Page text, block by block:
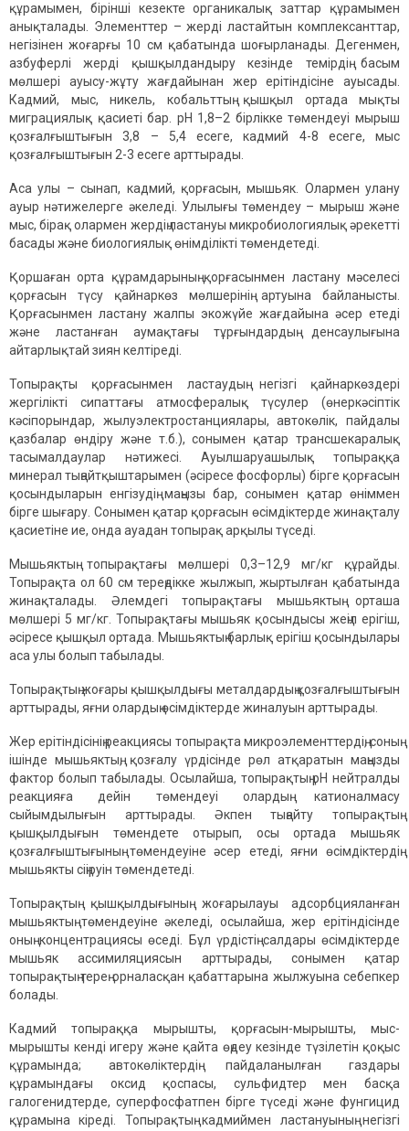
құрамымен, бірінші кезекте органикалық заттар құрамымен
анықталады. Элементтер – жерді ластайтын комплексанттар,
негізінен жоғарғы 10 см қабатында шоғырланады. Дегенмен,
азбуферлі жерді қышқылдандыру кезінде темірдің басым
мөлшері ауысу-жұту жағдайынан жер ерітіндісіне ауысады.
Кадмий, мыс, никель, кобальттың қышқыл ортада мықты
миграциялық қасиеті бар. рН 1,8–2 бірлікке төмендеуі мырыш
қозғалғыштығын 3,8 – 5,4 есеге, кадмий 4-8 есеге, мыс
қозғалғыштығын 2-3 есеге арттырады.
Аса улы – сынап, кадмий, қорғасын, мышьяк. Олармен улану
ауыр нәтижелерге әкеледі. Улылығы төмендеу – мырыш және
мыс, бірақ олармен жердің ластануы микробиологиялық әрекетті
басады және биологиялық өнімділікті төмендетеді.
Қоршаған орта құрамдарының қорғасынмен ластану мәселесі
қорғасын түсу қайнаркөз мөлшерінің артуына байланысты.
Қорғасынмен ластану жалпы экожүйе жағдайына әсер етеді
және ластанған аумақтағы тұрғындардың денсаулығына
айтарлықтай зиян келтіреді.
Топырақты қорғасынмен ластаудың негізгі қайнаркөздері
жергілікті сипаттағы атмосфералық түсулер (өнеркәсіптік
кәсіпорындар, жылуэлектростанциялары, автокөлік, пайдалы
қазбалар өндіру және т.б.), сонымен қатар трансшекаралық
тасымалдаулар нәтижесі. Ауылшаруашылық топыраққа
минерал тыңайтқыштарымен (әсіресе фосфорлы) бірге қорғасын
қосындыларын енгізудің маңызы бар, сонымен қатар өніммен
бірге шығару. Сонымен қатар қорғасын өсімдіктерде жинақталу
қасиетіне ие, онда ауадан топырақ арқылы түседі.
Мышьяктың топырақтағы мөлшері 0,3–12,9 мг/кг құрайды.
Топырақта ол 60 см тереңдікке жылжып, жыртылған қабатында
жинақталады. Әлемдегі топырақтағы мышьяктың орташа
мөлшері 5 мг/кг. Топырақтағы мышьяк қосындысы жеңіл ерігіш,
әсіресе қышқыл ортада. Мышьяктың барлық ерігіш қосындылары
аса улы болып табылады.
Топырақтың жоғары қышқылдығы металдардың қозғалғыштығын
арттырады, яғни олардың өсімдіктерде жиналуын арттырады.
Жер ерітіндісінің реакциясы топырақта микроэлементтердің, соның
ішінде мышьяктың, қозғалу үрдісінде рөл атқаратын маңызды
фактор болып табылады. Осылайша, топырақтың рН нейтралды
реакцияға дейін төмендеуі олардың катионалмасу
сыйымдылығын арттырады. Әкпен тыңайту топырақтың
қышқылдығын төмендете отырып, осы ортада мышьяк
қозғалғыштығының төмендеуіне әсер етеді, яғни өсімдіктердің
мышьякты сіңіруін төмендетеді.
Топырақтың қышқылдығының жоғарылауы адсорбцияланған
мышьяктың төмендеуіне әкеледі, осылайша, жер ерітіндісінде
оның концентрациясы өседі. Бұл үрдістің салдары өсімдіктерде
мышьяк ассимиляциясын арттырады, сонымен қатар
топырақтың терең орналасқан қабаттарына жылжуына себепкер
болады.
Кадмий топыраққа мырышты, қорғасын-мырышты, мыс-
мырышты кенді игеру және қайта өңдеу кезінде түзілетін қоқыс
құрамында; автокөліктердің пайдаланылған газдары
құрамындағы оксид қоспасы, сульфидтер мен басқа
галогенидтерде, суперфосфатпен бірге түседі және фунгицид
құрамына кіреді. Топырақтың кадмиймен ластануының негізгі